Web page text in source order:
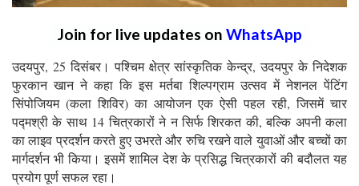
Join for live updates on WhatsApp
उदयपुर, 25 दिसंबर। पश्चिम क्षेत्र सांस्कृतिक केन्द्र, उदयपुर के निदेशक
फुरकान खान ने कहा कि इस मर्तबा शिल्पग्राम उत्सव में नेशनल पेंटिंग
सिंपोजियम (कला शिविर) का आयोजन एक ऐसी पहल रही, जिसमें चार
पद्मश्री के साथ 14 चित्रकारों ने न सिर्फ शिरकत की, बल्कि अपनी कला
का लाइव प्रदर्शन करते हुए उभरते और रुचि रखने वाले युवाओं और बच्चों का
मार्गदर्शन भी किया। इसमें शामिल देश के प्रसिद्ध चित्रकारों की बदौलत यह
प्रयोग पूर्ण सफल रहा।